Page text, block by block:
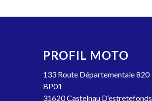
PROFIL MOTO
133 Route Départementale 820
BP01
31620 Castelnau D’estretefonds